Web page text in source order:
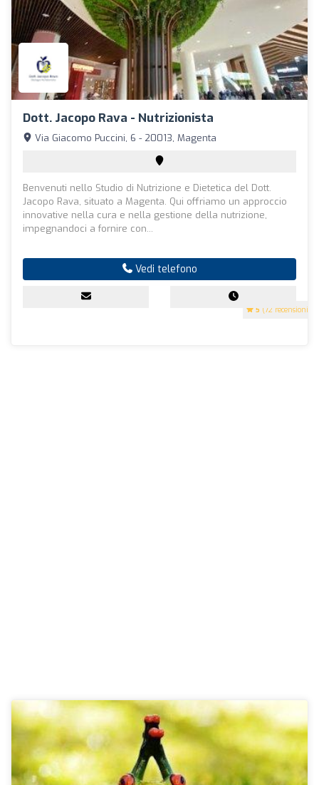
Dott. Jacopo Rava - Nutrizionista
5 (72 recensioni)
Via Giacomo Puccini, 6 - 20013, Magenta
Benvenuti nello Studio di Nutrizione e Dietetica del Dott.
Jacopo Rava, situato a Magenta. Qui offriamo un approccio
innovative nella cura e nella gestione della nutrizione,
impegnandoci a fornire con...
Vedi telefono